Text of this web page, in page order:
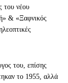
του νέου
& «Ξαφνικός
του, επίσης
το 1955, αλλά